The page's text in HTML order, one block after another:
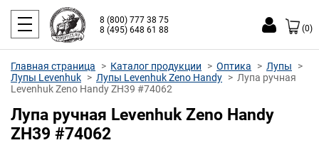
8 (800) 777 38 75
8 (495) 648 61 88
(0)
Главная страница Каталог продукции Оптика
Лупы
Лупы Levenhuk
Лупы Levenhuk Zeno Handy
Лупа ручная
Levenhuk Zeno Handy ZH39 #74062
Лупа ручная Levenhuk Zeno Handy
ZH39 #74062